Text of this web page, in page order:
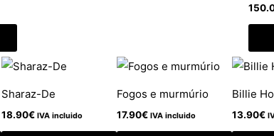
Sharaz-De
18.90€ IVA incluido
Fogos e murmúrio
17.90€ IVA incluido
Billie
13.90€